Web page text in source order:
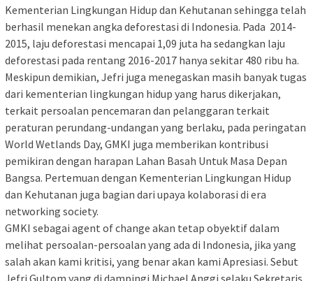
Kementerian Lingkungan Hidup dan Kehutanan sehingga telah
berhasil menekan angka deforestasi di Indonesia. Pada 2014-
2015, laju deforestasi mencapai 1,09 juta ha sedangkan laju
deforestasi pada rentang 2016-2017 hanya sekitar 480 ribu ha.
Meskipun demikian, Jefri juga menegaskan masih banyak tugas
dari kementerian lingkungan hidup yang harus dikerjakan,
terkait persoalan pencemaran dan pelanggaran terkait
peraturan perundang-undangan yang berlaku, pada peringatan
World Wetlands Day, GMKI juga memberikan kontribusi
pemikiran dengan harapan Lahan Basah Untuk Masa Depan
Bangsa. Pertemuan dengan Kementerian Lingkungan Hidup
dan Kehutanan juga bagian dari upaya kolaborasi di era
networking society.
GMKI sebagai agent of change akan tetap obyektif dalam
melihat persoalan-persoalan yang ada di Indonesia, jika yang
salah akan kami kritisi, yang benar akan kami Apresiasi. Sebut